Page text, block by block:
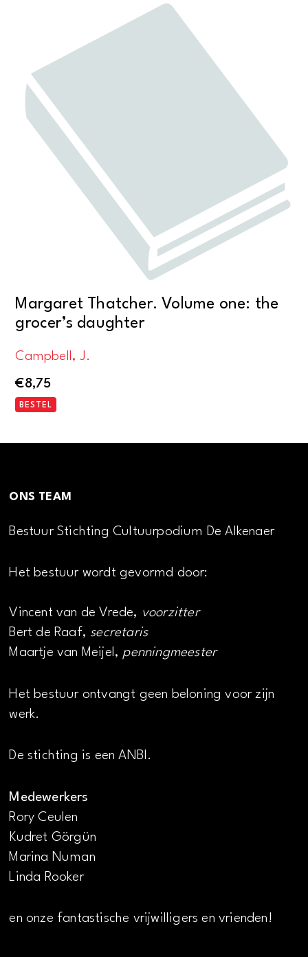
Margaret Thatcher. Volume one: the
grocer’s daughter
Campbell, J.
€8,75
BESTEL
ONS TEAM
Bestuur Stichting Cultuurpodium De Alkenaer
Het bestuur wordt gevormd door:
Vincent van de Vrede, voorzitter
Bert de Raaf, secretaris
Maartje van Meijel, penningmeester
Het bestuur ontvangt geen beloning voor zijn
werk.
De stichting is een ANBI.
Medewerkers
Rory Ceulen
Kudret Görgün
Marina Numan
Linda Rooker
en onze fantastische vrijwilligers en vrienden!